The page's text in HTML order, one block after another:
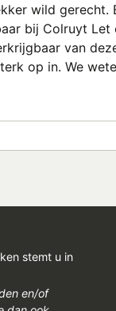
wild gerecht.
bij Colruyt Let
van
op in. We
stemt u in
en/of